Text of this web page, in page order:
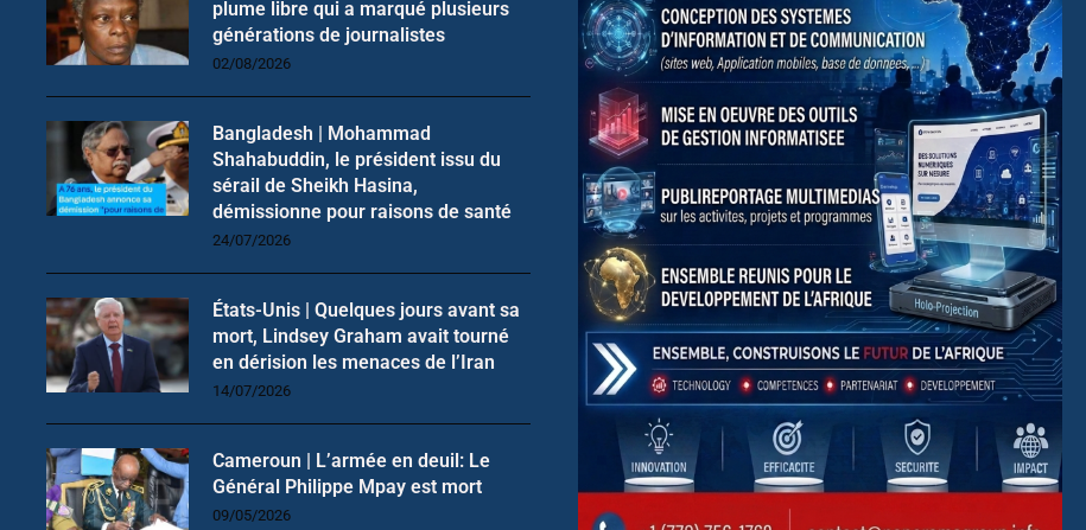
plume libre qui a marqué plusieurs
générations de journalistes
02/08/2026
Bangladesh | Mohammad
Shahabuddin, le président issu du
sérail de Sheikh Hasina,
démissionne pour raisons de santé
24/07/2026
États-Unis | Quelques jours avant sa
mort, Lindsey Graham avait tourné
en dérision les menaces de l’Iran
14/07/2026
Cameroun | L’armée en deuil: Le
Général Philippe Mpay est mort
09/05/2026